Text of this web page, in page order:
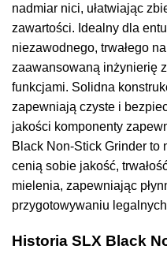
nadmiar nici, ułatwiając
zawartości. Idealny dla
niezawodnego, trwałego
zaawansowaną inżynierię
funkcjami. Solidna
zapewniają czyste i
jakości komponenty
Black Non-Stick Grinder to
cenią sobie jakość,
mielenia, zapewniając
przygotowywaniu
Historia SLX Black